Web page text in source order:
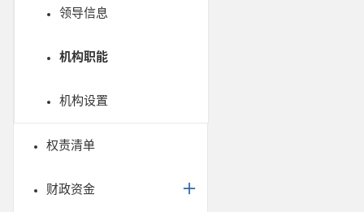
领导信息
机构职能
机构设置
权责清单
财政资金